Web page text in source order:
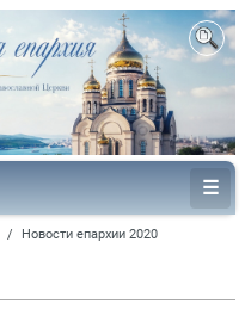
/ Новости епархии 2020